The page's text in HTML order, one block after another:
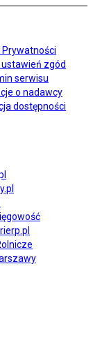
Prywatności
zgód
serwisu
o nadawcy
dostępności